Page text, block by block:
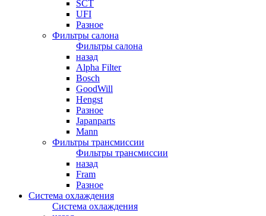
SCT
UFI
Разное
Фильтры салона
Фильтры салона
назад
Alpha Filter
Bosch
GoodWill
Hengst
Разное
Japanparts
Mann
Фильтры трансмиссии
Фильтры трансмиссии
назад
Fram
Разное
Система охлаждения
Система охлаждения